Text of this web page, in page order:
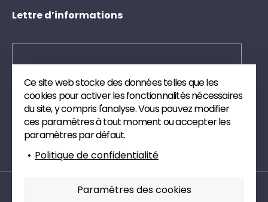
Ce site web stocke des données telles que les
cookies pour activer les fonctionnalités nécessaires
du site, y compris l'analyse. Vous pouvez modifier
ces paramètres à tout moment ou accepter les
paramètres par défaut.
Politique de confidentialité
Paramètres des cookies
Lettre d’informations
Envoyer
Inscrivez-vous à notre newsletter. Nous vous
enverrons des publications et des articles de veille
Mentions légales Politique de confidentialité